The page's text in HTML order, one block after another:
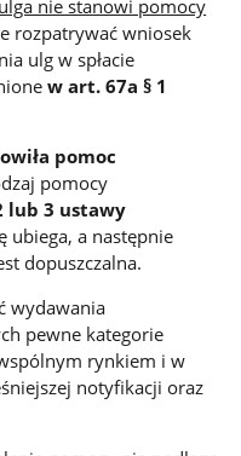
nie stanowi pomocy
rozpatrywać wniosek
ulg w spłacie
w art. 67a § 1
pomoc
pomocy
lub 3 ustawy
ubiega, a następnie
dopuszczalna.
wydawania
pewne kategorie
rynkiem i w
notyfikacji oraz